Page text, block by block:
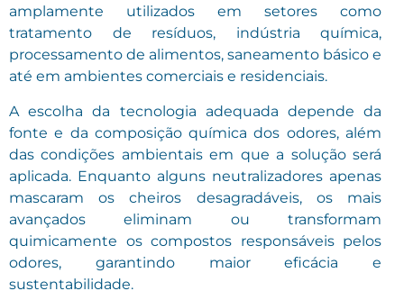
amplamente utilizados em setores como
tratamento de resíduos, indústria química,
processamento de alimentos, saneamento básico e
até em ambientes comerciais e residenciais.
A escolha da tecnologia adequada depende da
fonte e da composição química dos odores, além
das condições ambientais em que a solução será
aplicada. Enquanto alguns neutralizadores apenas
mascaram os cheiros desagradáveis, os mais
avançados eliminam ou transformam
quimicamente os compostos responsáveis pelos
odores, garantindo maior eficácia e
sustentabilidade.